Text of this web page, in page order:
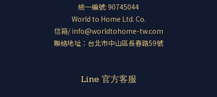
統一編號: 90745044
World to Home Ltd. Co.
信箱/ info@worldtohome-tw.com
聯絡地址：台北市中山區長春路59號
Line 官方客服